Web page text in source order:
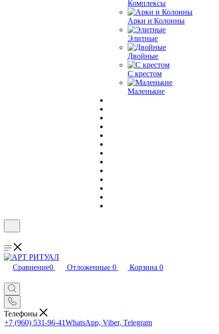
Комплексы
Арки и Колонны
Элитные
Двойные
С крестом
Маленькие
Сравнение0 Отложенные 0 Корзина 0
Телефоны
+7 (960) 531-96-41WhatsApp, Viber, Telegram